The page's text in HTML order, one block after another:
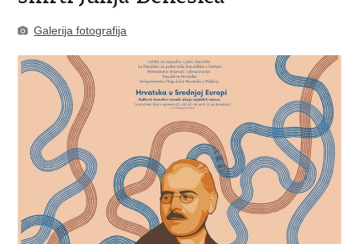
Galerija fotografija